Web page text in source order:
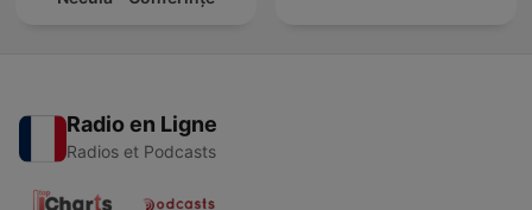
Radio en Ligne
Radios et Podcasts